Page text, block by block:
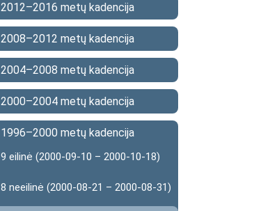
2012–2016 metų kadencija
2008–2012 metų kadencija
2004–2008 metų kadencija
2000–2004 metų kadencija
1996–2000 metų kadencija
9 eilinė (2000-09-10 – 2000-10-18)
8 neeilinė (2000-08-21 – 2000-08-31)